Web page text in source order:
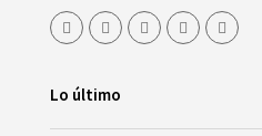
Lo último